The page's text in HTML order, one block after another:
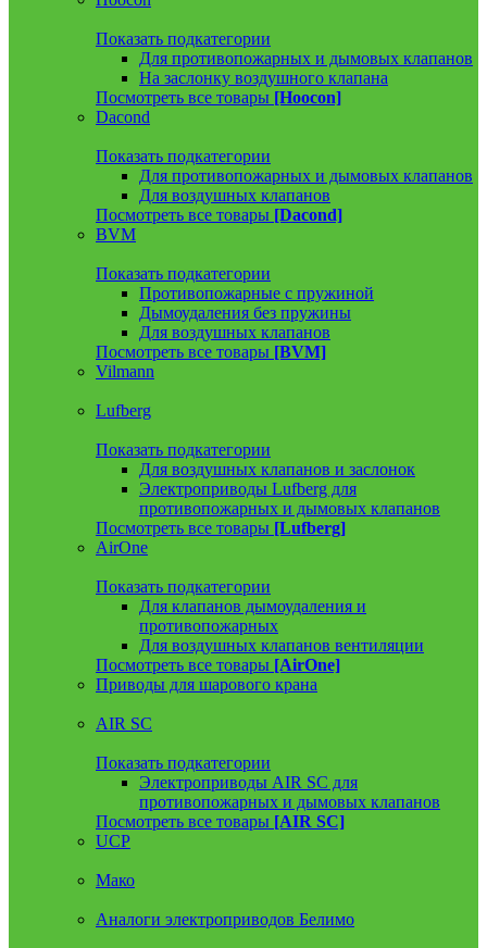
Показать подкатегории
Для противопожарных и дымовых клапанов
На заслонку воздушного клапана
Посмотреть все товары [Hoocon]
Dacond
Показать подкатегории
Для противопожарных и дымовых клапанов
Для воздушных клапанов
Посмотреть все товары [Dacond]
BVM
Показать подкатегории
Противопожарные с пружиной
Дымоудаления без пружины
Для воздушных клапанов
Посмотреть все товары [BVM]
Vilmann
Lufberg
Показать подкатегории
Для воздушных клапанов и заслонок
Электроприводы Lufberg для
противопожарных и дымовых клапанов
Посмотреть все товары [Lufberg]
AirOne
Показать подкатегории
Для клапанов дымоудаления и
противопожарных
Для воздушных клапанов вентиляции
Посмотреть все товары [AirOne]
Приводы для шарового крана
AIR SC
Показать подкатегории
Электроприводы AIR SC для
противопожарных и дымовых клапанов
Посмотреть все товары [AIR SC]
UCP
Мако
Аналоги электроприводов Белимо